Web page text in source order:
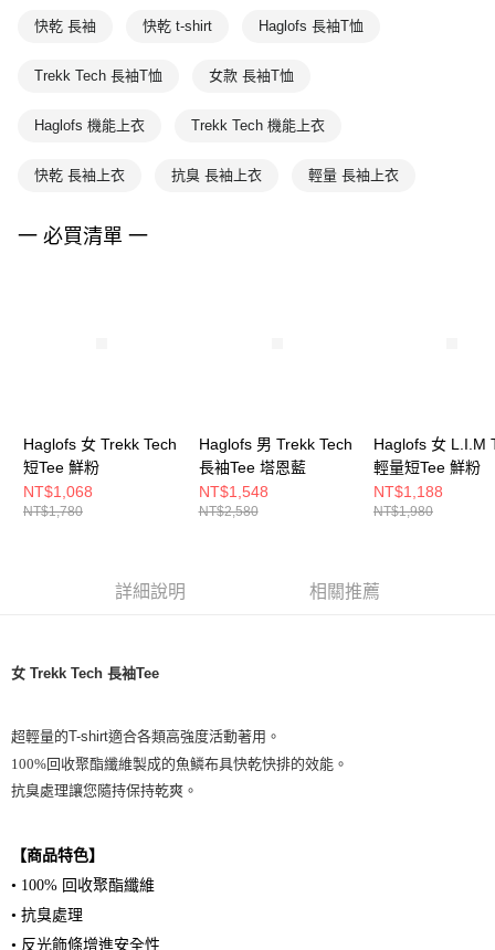
快乾 長袖 快乾 t-shirt Haglofs 長袖T恤
Trekk Tech 長袖T恤 女款 長袖T恤
Haglofs 機能上衣 Trekk Tech 機能上衣
快乾 長袖上衣 抗臭 長袖上衣 輕量 長袖上衣
一 必買清單 一
Haglofs 女 Trekk Tech
短Tee 鮮粉
NT$1,068
NT$1,780
Haglofs 男 Trekk Tech
長袖Tee 塔恩藍
NT$1,548
NT$2,580
Haglofs 女 L.I.M
輕量短Tee 鮮粉
NT$1,188
NT$1,980
詳細說明 相關推薦
女 Trekk Tech 長袖Tee
超輕量的T-shirt適合各類高強度活動著用。
100%回收聚酯纖維製成的魚鱗布具快乾快排的效能。
抗臭處理讓您隨持保持乾爽。
【商品特色】
• 100% 回收聚酯纖維
• 抗臭處理
• 反光飾條增進安全性